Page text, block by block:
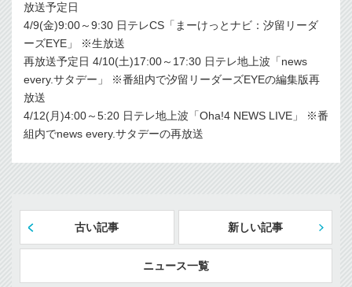
放送予定日
4/9(金)9:00～9:30 日テレCS「まーけっとナビ：汐留リーダ
ーズEYE」 ※生放送
再放送予定日 4/10(土)17:00～17:30 日テレ地上波「news
every.サタデー」 ※番組内で汐留リーダーズEYEの編集版再
放送
4/12(月)4:00～5:20 日テレ地上波「Oha!4 NEWS LIVE」 ※番
組内でnews every.サタデーの再放送
古い記事 新しい記事
ニュース一覧